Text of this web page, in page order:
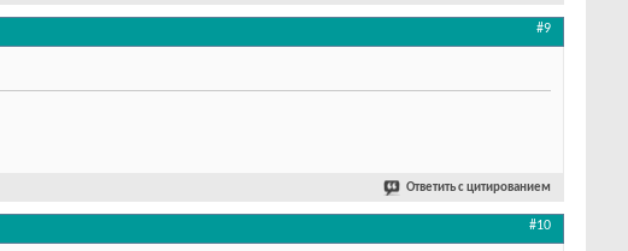
#9
Ответить с цитированием
#10